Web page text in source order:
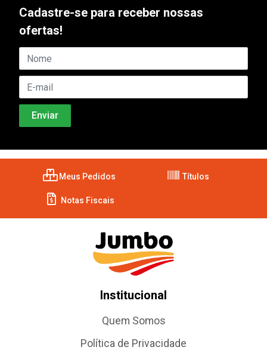
Cadastre-se para receber nossas
ofertas!
Meus Pedidos Títulos
Notas Fiscais
Institucional
Quem Somos
Política de Privacidade